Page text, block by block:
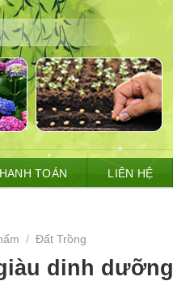
TOÁN LIÊN HỆ
/ Đất Trồng
dinh dưỡng